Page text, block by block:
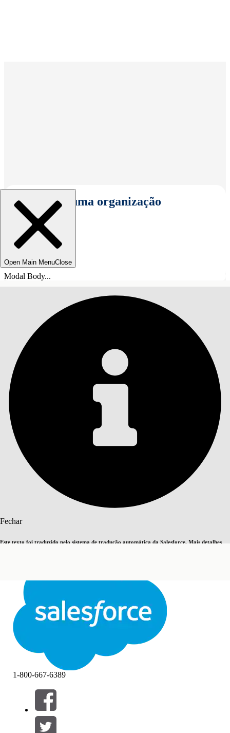
Selecionar uma organização
Open Main MenuClose
Modal Body...
Fechar
Este texto foi traduzido pelo sistema de tradução automática da Salesforce. Mais detalhes
Fechar Fechar
ÍNDICE
Pesquisar
Filtros (0)
SELECIONAR FILTROS
1-800-667-6389